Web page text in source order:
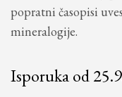
popratni časopisi
mineralogije.
Isporuka od